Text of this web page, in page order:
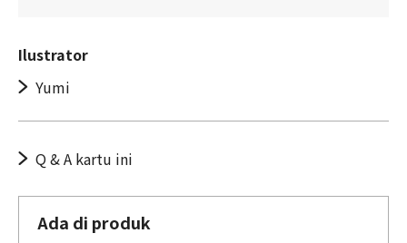
Ilustrator
Yumi
Q & A kartu ini
Ada di produk